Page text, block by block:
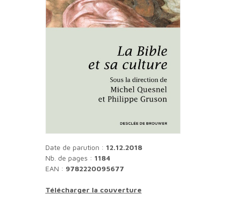
Date de parution : 12.12.2018
Nb. de pages : 1184
EAN : 9782220095677
Télécharger la couverture